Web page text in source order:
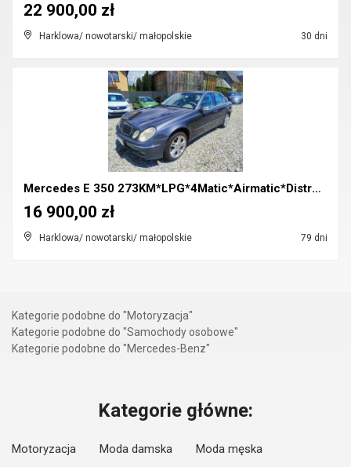
Harklowa/ nowotarski/ małopolskie 30 dni
22 900,00 zł
Mercedes E 350 273KM*LPG*4Matic*Airmatic*Distronic...
Harklowa/ nowotarski/ małopolskie 79 dni
16 900,00 zł
Kategorie podobne do "Motoryzacja"
Kategorie podobne do "Samochody osobowe"
Kategorie podobne do "Mercedes-Benz"
Kategorie główne:
Motoryzacja Moda damska
Moda męska